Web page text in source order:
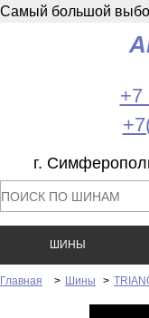
Самый большой
+7
г.
ШИНЫ
Главная > Шины >